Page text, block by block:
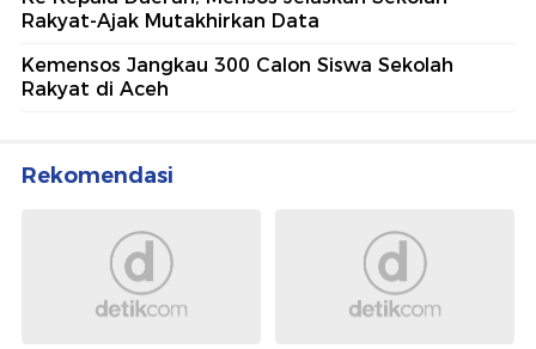
Rakyat-Ajak Mutakhirkan Data
Kemensos Jangkau 300 Calon Siswa Sekolah
Rakyat di Aceh
Rekomendasi